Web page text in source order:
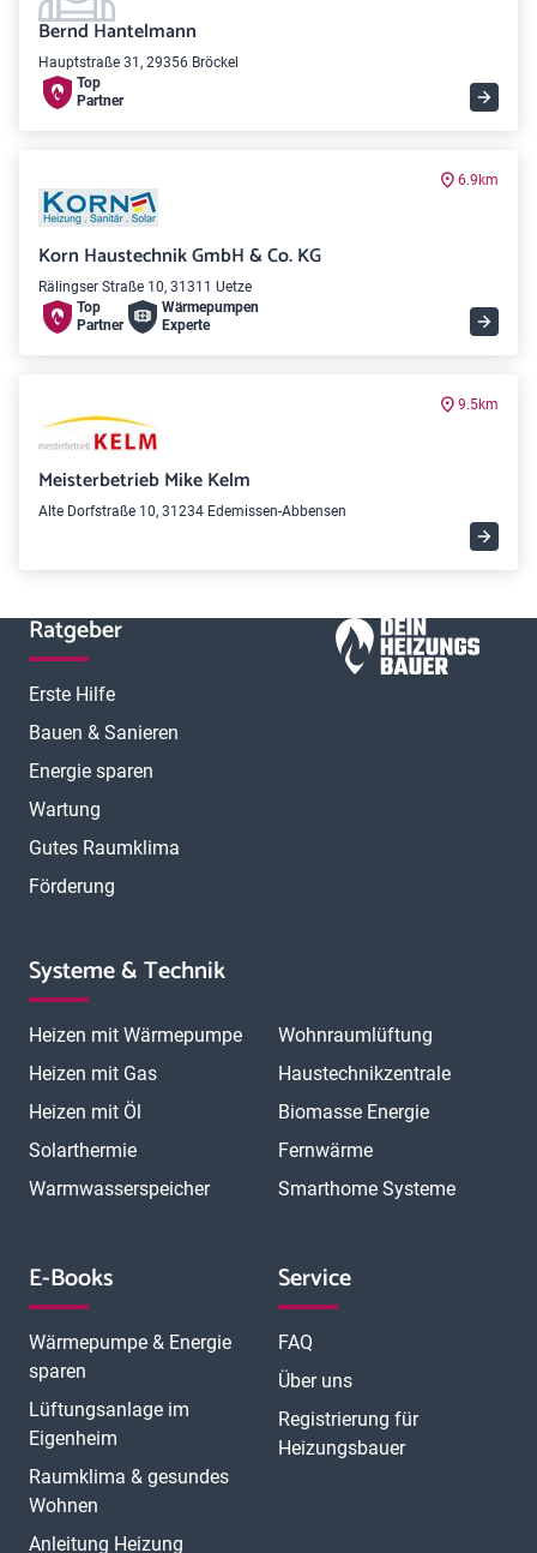
Bernd Hantelmann
Hauptstraße 31, 29356 Bröckel
Top
Partner
6.9km
Korn Haustechnik GmbH & Co. KG
Rälingser Straße 10, 31311 Uetze
Top
Partner
Wärme­pumpen
Experte
9.5km
Meisterbetrieb Mike Kelm
Alte Dorfstraße 10, 31234 Edemissen-Abbensen
Ratgeber
Erste Hilfe
Bauen & Sanieren
Energie sparen
Wartung
Gutes Raumklima
Förderung
Systeme & Technik
Heizen mit Wärmepumpe
Heizen mit Gas
Heizen mit Öl
Solarthermie
Warmwasserspeicher
Wohnraumlüftung
Haustechnikzentrale
Biomasse Energie
Fernwärme
Smarthome Systeme
E-Books
Wärmepumpe & Energie
sparen
Lüftungsanlage im
Eigenheim
Raumklima & gesundes
Wohnen
Anleitung Heizung
Service
FAQ
Über uns
Registrierung für
Heizungsbauer